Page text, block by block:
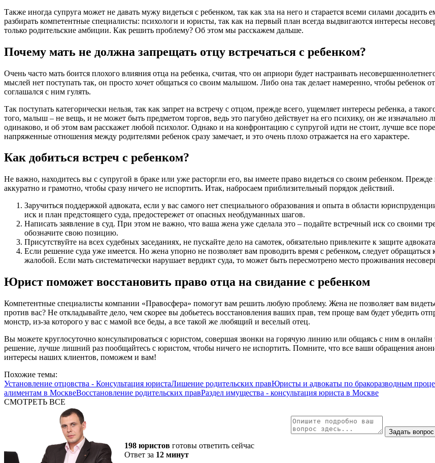
Также иногда супруга может не давать мужу видеться с ребенком, так как зла на него и старается всеми силами досадить
разбирать компетентные специалисты: психологи и юристы, так как на первый план всегда выдвигаются интересы
только родительские амбиции. Как решить проблему? Об этом мы расскажем дальше.
Почему мать не должна запрещать отцу встречаться с ребенком?
Очень часто мать боится плохого влияния отца на ребенка, считая, что он априори будет настраивать
мыслей нет поступать так, он просто хочет общаться со своим малышом. Либо она так делает намеренно, чтобы ребенок
соглашался с ним гулять.
Так поступать категорически нельзя, так как запрет на встречу с отцом, прежде всего, ущемляет интересы ребенка, а
того, малыш – не вещь, и не может быть предметом торгов, ведь это пагубно действует на его психику, он же изначально
одинаково, и об этом вам расскажет любой психолог. Однако и на конфронтацию с супругой идти не стоит, лучше все
напряженные отношения между родителями ребенок сразу замечает, и это очень плохо отражается на его характере.
Как добиться встреч с ребенком?
Не важно, находитесь вы с супругой в браке или уже расторгли его, вы имеете право видеться со своим ребенком. Прежде
аккуратно и грамотно, чтобы сразу ничего не испортить. Итак, набросаем приблизительный порядок действий.
Заручиться поддержкой адвоката, если у вас самого нет специального образования и опыта в области
иск и план предстоящего суда, предостережет от опасных необдуманных шагов.
Написать заявление в суд. При этом не важно, что ваша жена уже сделала это – подайте встречный иск со своими
обозначите свою позицию.
Присутствуйте на всех судебных заседаниях, не пускайте дело на самотек, обязательно привлеките к защите
Если решение суда уже имеется. Но жена упорно не позволяет вам проводить время с ребенком, следует обращаться
жалобой. Если мать систематически нарушает вердикт суда, то может быть пересмотрено место проживания
Юрист поможет восстановить право отца на свидание с ребенком
Компетентные специалисты компании «Правосфера» помогут вам решить любую проблему. Жена не позволяет вам
против вас? Не откладывайте дело, чем скорее вы добьетесь восстановления ваших прав, тем проще вам будет убедить
монстр, из-за которого у вас с мамой все беды, а все такой же любящий и веселый отец.
Вы можете круглосуточно консультироваться с юристом, совершая звонки на горячую линию или общаясь с ним в
решение, лучше лишний раз пообщайтесь с юристом, чтобы ничего не испортить. Помните, что все ваши обращения
интересы наших клиентов, поможем и вам!
Похожие темы:
Установление отцовства - Консультация юристаЛишение родительских правЮристы и адвокаты по бракоразводным
алиментам в МосквеВосстановление родительских правРаздел имущества - консультация юриста в Москве
СМОТРЕТЬ ВСЕ
198 юристов готовы ответить сейчас
Ответ за 12 минут